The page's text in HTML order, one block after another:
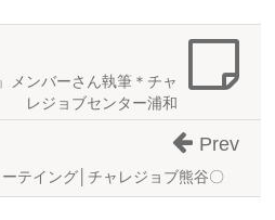
メンバーさん執筆＊チャ
レジョブセンター浦和
テイング│チャレジョブ熊谷〇
Prev